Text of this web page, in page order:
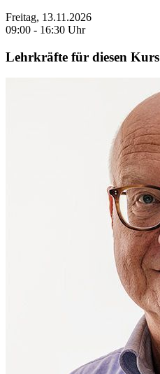
Freitag, 13.11.2026
09:00 - 16:30 Uhr
Lehrkräfte für diesen Kurs